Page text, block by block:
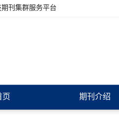
刊集群服务平台
页 期刊介绍